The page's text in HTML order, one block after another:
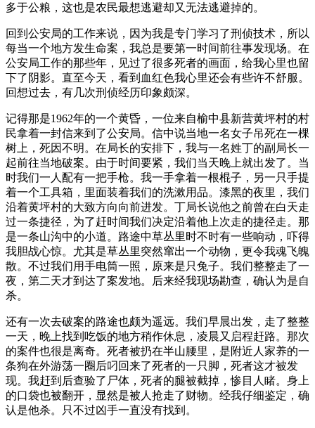
多于公粮，这也是农民最想逃避却又无法逃避掉的。
回到公安局的工作来说，因为我是专门学习了刑侦技术，所以
每当一个地方发生命案，我总是要第一时间前往事发现场。在
公安局工作的那些年，见过了很多死者的画面，给我心里也留
下了阴影。直至今天，看到血红色我心里还会有些许不舒服。
回想过去，有几次刑侦经历印象颇深。
记得那是1962年的一个黄昏，一位来自榆中县新营黄坪村的村
民拿着一封信来到了公安局。信中说当地一名女子吊死在一棵
树上，死因不明。在局长的安排下，我与一名姓丁的副局长一
起前往当地破案。由于时间要紧，我们当天晚上就出发了。当
时我们一人配有一把手枪。我一手拿着一根棍子，另一只手提
着一个工具箱，里面装着我们的洗漱用品。漆黑的夜里，我们
沿着黄坪村的大致方向向前进发。丁局长说他之前曾在白天走
过一条捷径，为了赶时间我们决定沿着他上次走的捷径走。那
是一条山沟中的小道。路途中草丛里时不时有一些响动，吓得
我胆战心惊。尤其是草丛里突然窜出一个动物，更令我魂飞魄
散。不过我们用手电筒一照，原来是只兔子。我们整整走了一
夜，第二天才到达了案发地。后来经我现场勘查，确认为是自
杀。
还有一次去破案的路途也颇为遥远。我们早晨出发，走了整整
一天，晚上找到吃饭的地方稍作休息，凌晨又启程赶路。那次
的案件也很是离奇。死者被扔在半山腰里，是附近人家养的一
条狗在外游荡一圈后叼回来了死者的一只脚，死者这才被发
现。我赶到后查验了尸体，死者的腿被截掉，惨目人睹。身上
的口袋也被翻开，显然是被人抢走了财物。经我仔细鉴定，确
认是他杀。只不过凶手一直没有找到。